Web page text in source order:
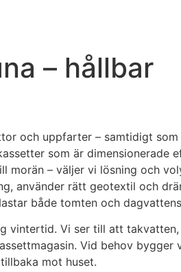
– hållbar
och uppfarter – samtidigt
som är dimensionerade
morän – väljer vi lösning och
använder rätt geotextil och
både tomten och
vintertid. Vi ser till att
Vid behov bygger
mot huset.